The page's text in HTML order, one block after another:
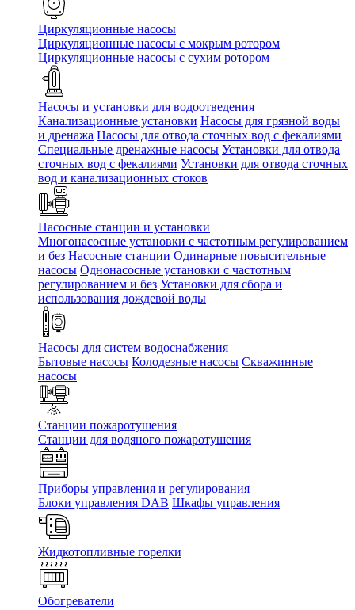
Циркуляционные насосы
Циркуляционные насосы с мокрым ротором
Циркуляционные насосы с сухим ротором
Насосы и установки для водоотведения
Канализационные установки Насосы для грязной воды
и дренажа Насосы для отвода сточных вод c фекалиями
Специальные дренажные насосы Установки для отвода
сточных вод c фекалиями Установки для отвода сточных
вод и канализационных стоков
Насосные станции и установки
Многонасосные установки с частотным регулированием
и без Насосные станции Одинарные повысительные
насосы Однонасосные установки с частотным
регулированием и без Установки для сбора и
использования дождевой воды
Насосы для систем водоснабжения
Бытовые насосы Колодезные насосы Скважинные
насосы
Станции пожаротушения
Станции для водяного пожаротушения
Приборы управления и регулирования
Блоки управления DAB Шкафы управления
Жидкотопливные горелки
Обогреватели